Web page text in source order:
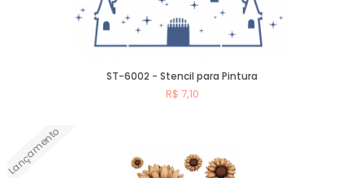
ST-6002 - Stencil para Pintura
R$ 7,10
Lançamento